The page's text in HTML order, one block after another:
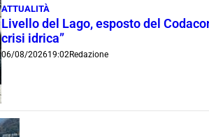
ATTUALITÀ
Livello del Lago, esposto del
crisi idrica”
06/08/202619:02Redazione